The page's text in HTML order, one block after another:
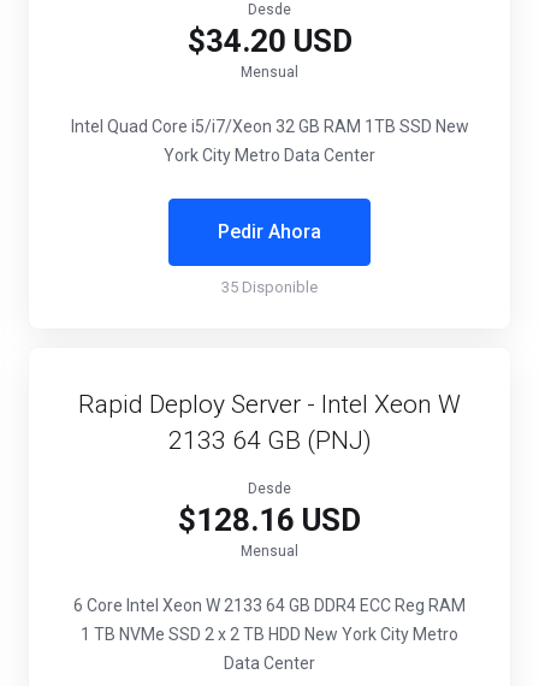
Desde
$34.20 USD
Mensual
Intel Quad Core i5/i7/Xeon 32 GB RAM 1TB SSD New
York City Metro Data Center
Pedir Ahora
35 Disponible
Rapid Deploy Server - Intel Xeon W
2133 64 GB (PNJ)
Desde
$128.16 USD
Mensual
6 Core Intel Xeon W 2133 64 GB DDR4 ECC Reg RAM
1 TB NVMe SSD 2 x 2 TB HDD New York City Metro
Data Center